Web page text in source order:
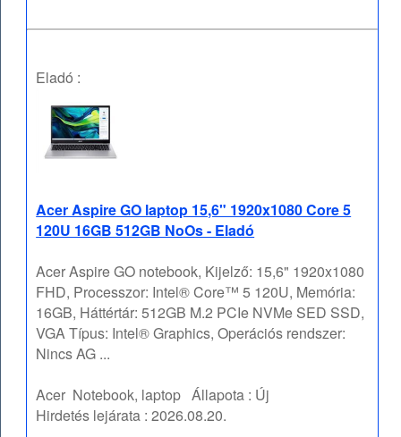
Eladó :
Acer Aspire GO laptop 15,6" 1920x1080 Core 5
120U 16GB 512GB NoOs - Eladó
Acer Aspire GO notebook, Kijelző: 15,6" 1920x1080
FHD, Processzor: Intel® Core™ 5 120U, Memória:
16GB, Háttértár: 512GB M.2 PCIe NVMe SED SSD,
VGA Típus: Intel® Graphics, Operációs rendszer:
Nincs AG ...
Acer Notebook, laptop Állapota : Új
Hirdetés lejárata :2026.08.20.